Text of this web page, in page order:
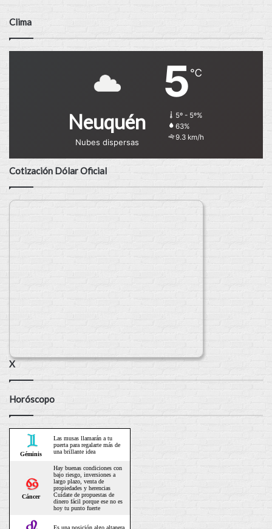
Clima
Neuquén
Nubes dispersas
5 ℃
5º - 5º%
63%
9.3 km/h
Cotización Dólar Oficial
X
Horóscopo